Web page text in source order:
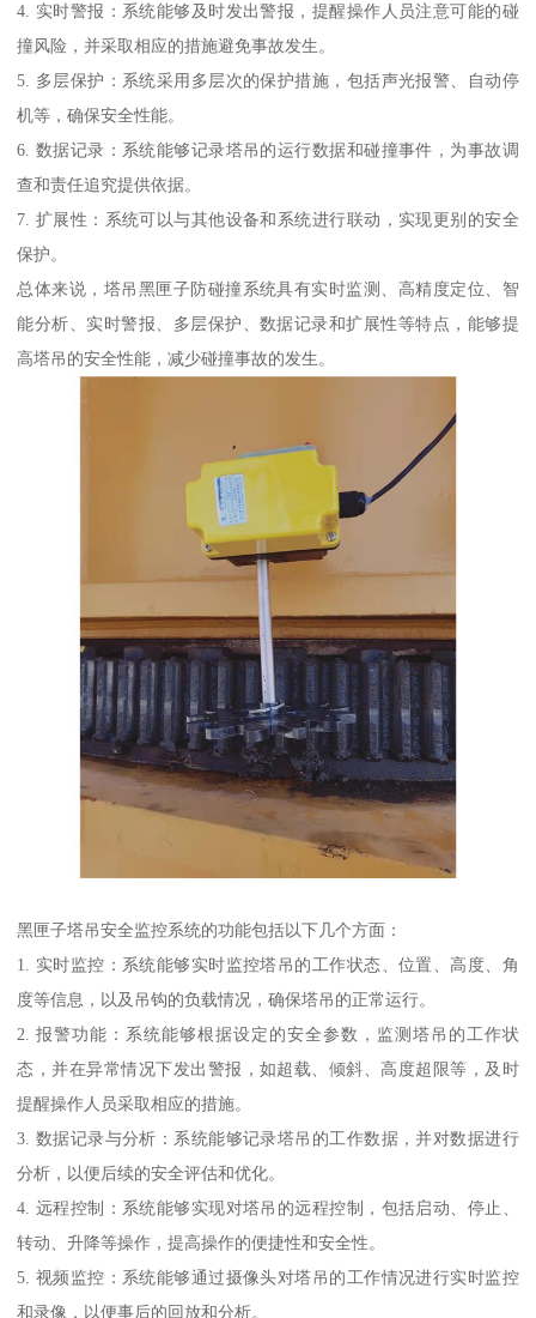
4. 实时警报：系统能够及时发出警报，提醒操作人员注意可能的碰
撞风险，并采取相应的措施避免事故发生。
5. 多层保护：系统采用多层次的保护措施，包括声光报警、自动停
机等，确保安全性能。
6. 数据记录：系统能够记录塔吊的运行数据和碰撞事件，为事故调
查和责任追究提供依据。
7. 扩展性：系统可以与其他设备和系统进行联动，实现更别的安全
保护。
总体来说，塔吊黑匣子防碰撞系统具有实时监测、高精度定位、智
能分析、实时警报、多层保护、数据记录和扩展性等特点，能够提
高塔吊的安全性能，减少碰撞事故的发生。
黑匣子塔吊安全监控系统的功能包括以下几个方面：
1. 实时监控：系统能够实时监控塔吊的工作状态、位置、高度、角
度等信息，以及吊钩的负载情况，确保塔吊的正常运行。
2. 报警功能：系统能够根据设定的安全参数，监测塔吊的工作状
态，并在异常情况下发出警报，如超载、倾斜、高度超限等，及时
提醒操作人员采取相应的措施。
3. 数据记录与分析：系统能够记录塔吊的工作数据，并对数据进行
分析，以便后续的安全评估和优化。
4. 远程控制：系统能够实现对塔吊的远程控制，包括启动、停止、
转动、升降等操作，提高操作的便捷性和安全性。
5. 视频监控：系统能够通过摄像头对塔吊的工作情况进行实时监控
和录像，以便事后的回放和分析。